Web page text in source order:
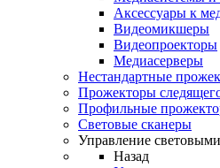
Аксессуары к
Видеомикшеры
Видеопроекторы
Медиасерверы
Нестандартные
Прожекторы
Профильные
Световые сканеры
Управление
Назад